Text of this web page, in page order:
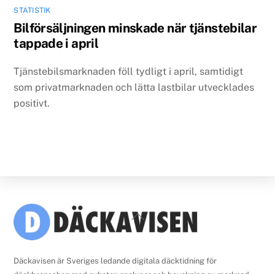
STATISTIK
Bilförsäljningen minskade när tjänstebilar
tappade i april
Tjänstebilsmarknaden föll tydligt i april, samtidigt
som privatmarknaden och lätta lastbilar utvecklades
positivt.
Back
To
Däckavisen är Sveriges ledande digitala däcktidning för